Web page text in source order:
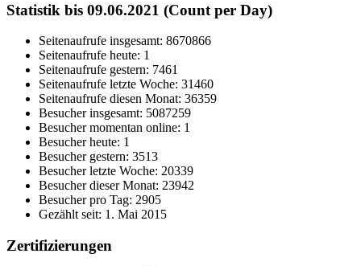
Statistik bis 09.06.2021 (Count per Day)
Seitenaufrufe insgesamt: 8670866
Seitenaufrufe heute: 1
Seitenaufrufe gestern: 7461
Seitenaufrufe letzte Woche: 31460
Seitenaufrufe diesen Monat: 36359
Besucher insgesamt: 5087259
Besucher momentan online: 1
Besucher heute: 1
Besucher gestern: 3513
Besucher letzte Woche: 20339
Besucher dieser Monat: 23942
Besucher pro Tag: 2905
Gezählt seit: 1. Mai 2015
Zertifizierungen